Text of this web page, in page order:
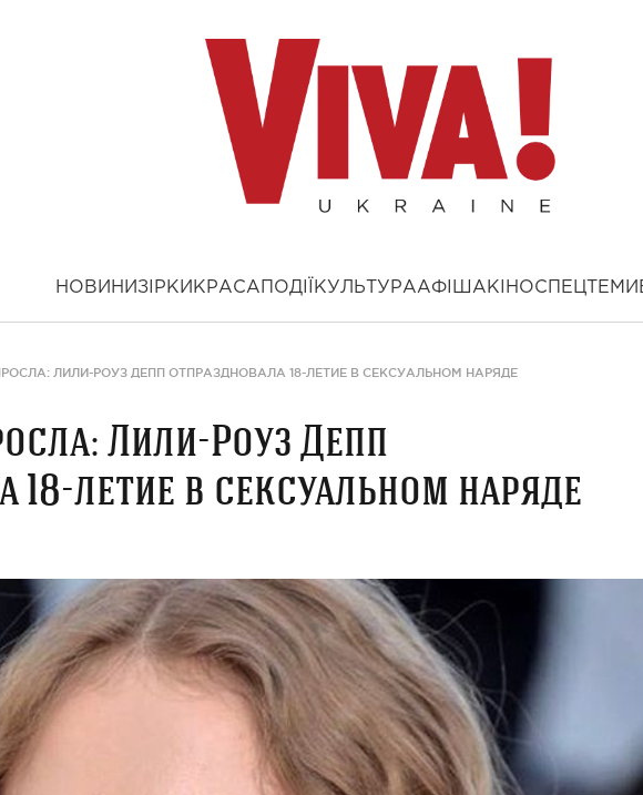
НОВИНИ ЗІРКИ КРАСА ПОДІЇ КУЛЬТУРААФІША КІНОСПЕЦТЕМИ
ЛИЛИ-РОУЗ ДЕПП ОТПРАЗДНОВАЛА 18-ЛЕТИЕ В СЕКСУАЛЬНОМ НАРЯДЕ
Лили-Роуз Депп
18-летие в сексуальном наряде